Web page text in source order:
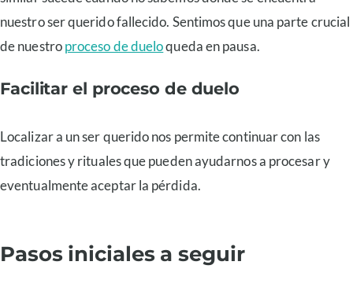
nuestro ser querido fallecido. Sentimos que una parte crucial
de nuestroproceso de dueloqueda en pausa.
Facilitar el proceso de duelo
Localizar a un ser querido nos permite continuar con las
tradiciones y rituales que pueden ayudarnos a procesar y
eventualmente aceptar la pérdida.
Pasos iniciales a seguir